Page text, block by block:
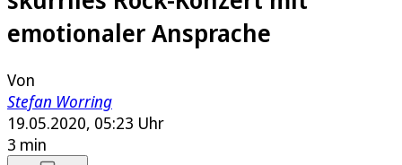
emotionaler Ansprache
Von
Stefan Worring
19.05.2020, 05:23 Uhr
3 min